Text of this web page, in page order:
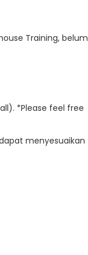
Training, belum
*Please feel free
menyesuaikan